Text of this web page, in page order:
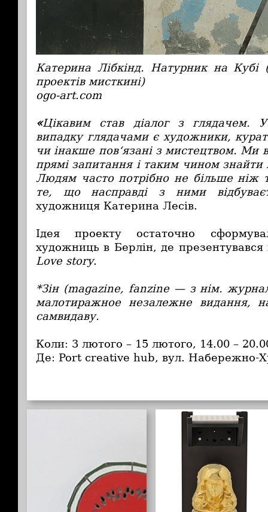
Катерина Лібкінд. Натурник на Кубі
проектів мисткині)
ogo-art.com
«Цікавим став діалог з глядачем.
випадку глядачами є художники,
чи інакше пов‘язані з мистецтвом. Ми
прямі запитання і таким чином знайти і
Людям часто потрібно не більше ніж
те, що насправді з ними
художниця Катерина Лесів.
Ідея проекту остаточно
художниць в Берлін, де
Love story.
*Зін (magazine, fanzine — з нім.
малотиражное незалежне видання,
самвидаву.
Коли: 3 лютого – 15 лютого, 14.00 –
Де: Port creative hub, вул. Набережно-